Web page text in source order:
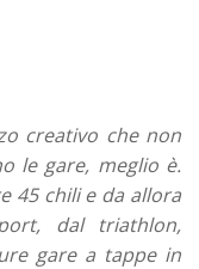
creativo che non
le gare, meglio è.
45 chili e da allora
dal triathlon,
gare a tappe in